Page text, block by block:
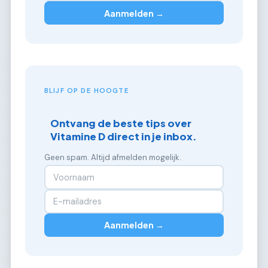
Aanmelden →
BLIJF OP DE HOOGTE
Ontvang de beste tips over
Vitamine D direct in je inbox.
Geen spam. Altijd afmelden mogelijk.
Aanmelden →